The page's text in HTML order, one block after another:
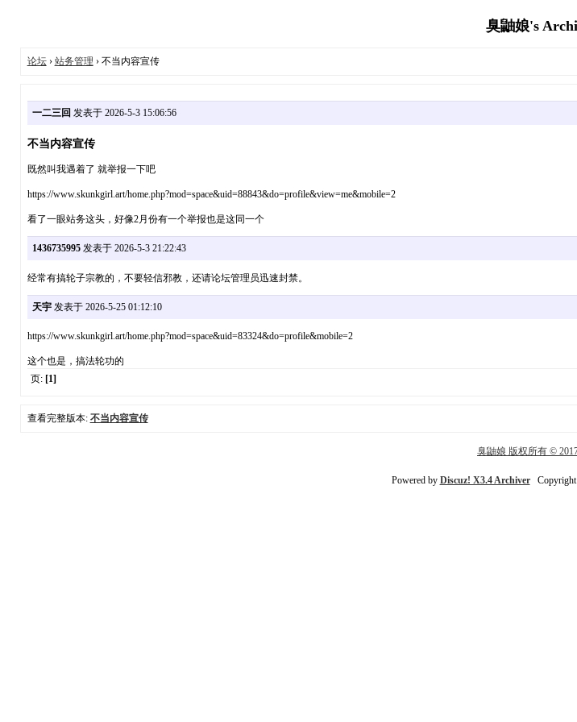
臭鼬娘's
论坛› 站务管理 › 不当内容宣传
一二三回 发表于 2026-5-3 15:06:56
不当内容宣传
既然叫我遇着了 就举报一下吧
https://www.skunkgirl.art/home.php?mod=space&uid=88843&do=profile&view=me&mobile=2
看了一眼站务这头，好像2月份有一个举报也是这同一个
1436735995发表于 2026-5-3 21:22:43
经常有搞轮子宗教的，不要轻信邪教，还请论坛管理员迅速封禁。
天宇发表于 2026-5-25 01:12:10
https://www.skunkgirl.art/home.php?mod=space&uid=83324&do=profile&mobile=2
这个也是，搞法轮功的
页: [1]
查看完整版本: 不当内容宣传
臭鼬娘 版权所有 ©
Powered by Discuz! X3.4 ArchiverCopyright